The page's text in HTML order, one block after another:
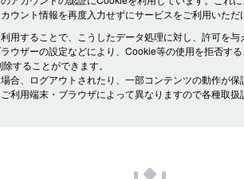
ウント情報を再度入力せずにサービスをご利用いただ
用することで、こうしたデータ処理に対し、許可を与
ウザーの設定などにより、Cookie等の使用を拒否す
することができます。
合、ログアウトされたり、一部コンテンツの動作が保
利用端末・ブラウザによって異なりますので各種取扱